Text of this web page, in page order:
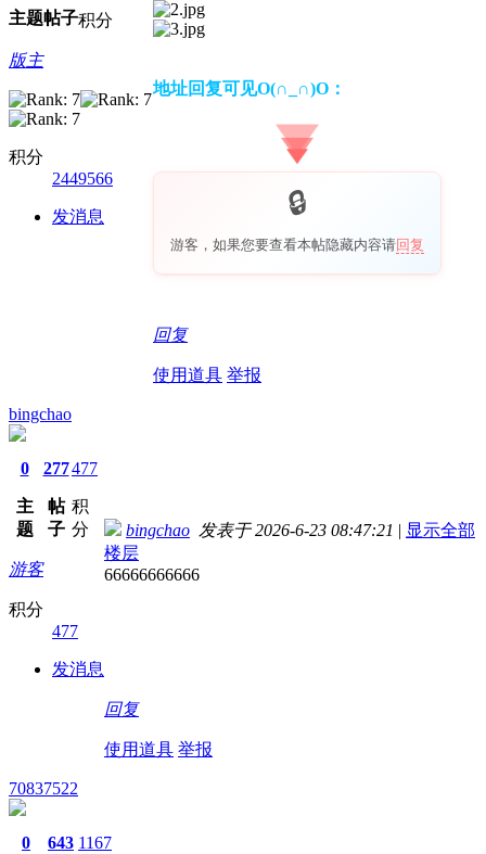
主题帖子积分
版主
积分
2449566
发消息
地址回复可见O(∩_∩)O：
游客，如果您要查看本帖隐藏内容请回复
回复
使用道具 举报
bingchao
0
主
题
277
帖
子
477
积
分
游客
积分
477
发消息
bingchao 发表于 2026-6-23 08:47:21 | 显示全部
楼层
66666666666
回复
使用道具 举报
70837522
0 643 1167